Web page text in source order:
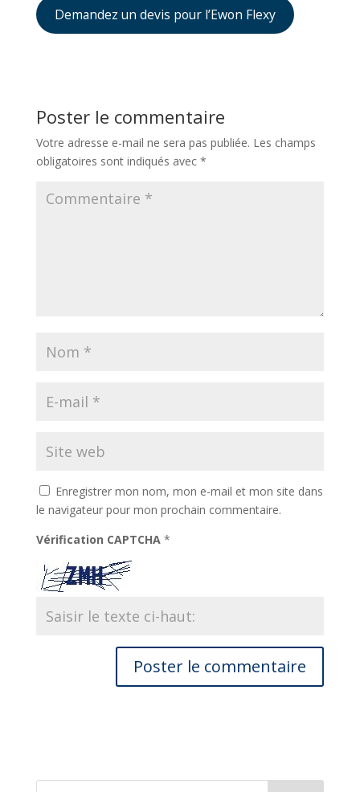
Demandez un devis pour l’Ewon Flexy
Poster le commentaire
Votre adresse e-mail ne sera pas publiée. Les champs
obligatoires sont indiqués avec *
Enregistrer mon nom, mon e-mail et mon site dans
le navigateur pour mon prochain commentaire.
Vérification CAPTCHA *